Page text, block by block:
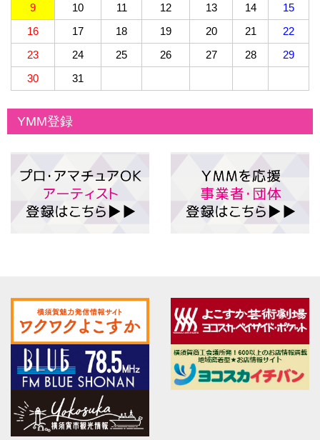
9
10 11 12 13 14
15
16
17 18 19 20 21
22
23
24 25 26 27 28
29
30
31
YMM登録